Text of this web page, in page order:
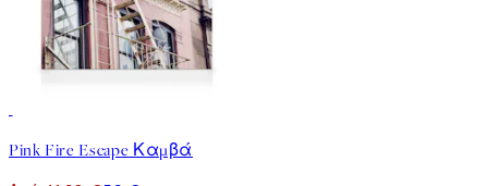
Pink Fire Escape Καμβά